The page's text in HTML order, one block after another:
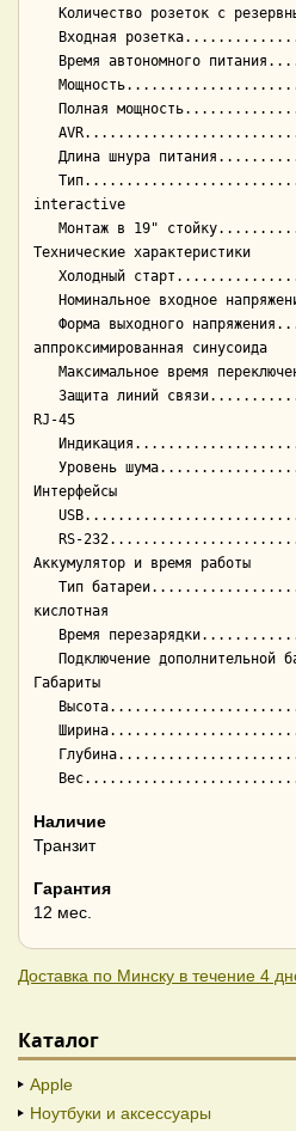
interactive
Технические характеристики
аппроксимированная синусоида
RJ-45
Интерфейсы
Аккумулятор и время работы
кислотная
Габариты
Наличие
Транзит
Гарантия
12 мес.
Доставка по Минску в течение 4
Каталог
Apple
Ноутбуки и аксессуары